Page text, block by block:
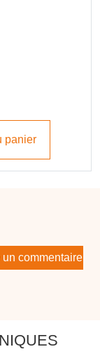
panier
un commentaire